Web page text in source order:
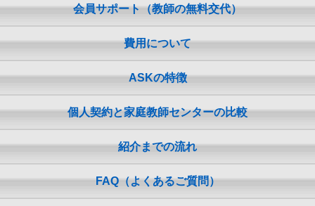
会員サポート（教師の無料交代）
費用について
ASKの特徴
個人契約と家庭教師センターの比較
紹介までの流れ
FAQ（よくあるご質問）